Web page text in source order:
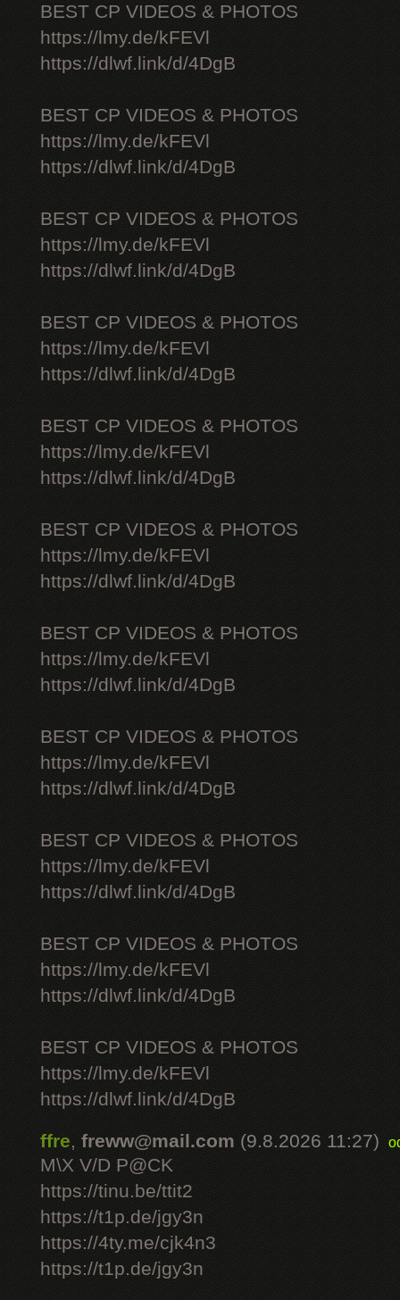
BEST CP VIDEOS & PHOTOS
https://lmy.de/kFEVl
https://dlwf.link/d/4DgB
BEST CP VIDEOS & PHOTOS
https://lmy.de/kFEVl
https://dlwf.link/d/4DgB
BEST CP VIDEOS & PHOTOS
https://lmy.de/kFEVl
https://dlwf.link/d/4DgB
BEST CP VIDEOS & PHOTOS
https://lmy.de/kFEVl
https://dlwf.link/d/4DgB
BEST CP VIDEOS & PHOTOS
https://lmy.de/kFEVl
https://dlwf.link/d/4DgB
BEST CP VIDEOS & PHOTOS
https://lmy.de/kFEVl
https://dlwf.link/d/4DgB
BEST CP VIDEOS & PHOTOS
https://lmy.de/kFEVl
https://dlwf.link/d/4DgB
BEST CP VIDEOS & PHOTOS
https://lmy.de/kFEVl
https://dlwf.link/d/4DgB
BEST CP VIDEOS & PHOTOS
https://lmy.de/kFEVl
https://dlwf.link/d/4DgB
BEST CP VIDEOS & PHOTOS
https://lmy.de/kFEVl
https://dlwf.link/d/4DgB
BEST CP VIDEOS & PHOTOS
https://lmy.de/kFEVl
https://dlwf.link/d/4DgB
ffre,freww@mail.com (9.8.2026 11:27)
M\X V/D P@CK
https://tinu.be/ttit2
https://t1p.de/jgy3n
https://4ty.me/cjk4n3
https://t1p.de/jgy3n